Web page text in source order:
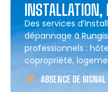
INSTALLATION,
Des services
dépannage à
professionnels :
copropriété,
ABSENCE DE SIGNAL